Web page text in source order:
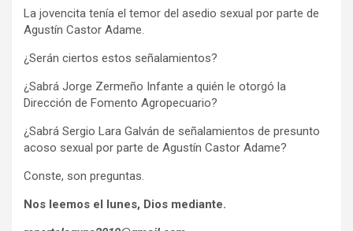
La jovencita tenía el temor del asedio sexual por parte de
Agustín Castor Adame.
¿Serán ciertos estos señalamientos?
¿Sabrá Jorge Zermeño Infante a quién le otorgó la
Dirección de Fomento Agropecuario?
¿Sabrá Sergio Lara Galván de señalamientos de presunto
acoso sexual por parte de Agustín Castor Adame?
Conste, son preguntas.
Nos leemos el lunes, Dios mediante.